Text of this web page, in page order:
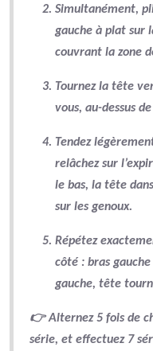
Simultanément,
gauche à plat sur
couvrant la zone
Tournez la tête
vous, au-dessus
Tendez
relâchez sur
le bas, la tête
sur les genoux.
Répétez
côté : bras
gauche, tête
👉 Alternez5 fois de
série, et effectuez 7